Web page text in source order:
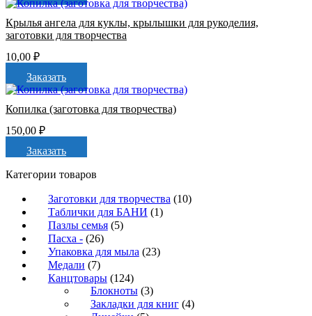
Крылья ангела для куклы, крылышки для рукоделия,
заготовки для творчества
10,00 ₽
Заказать
Копилка (заготовка для творчества)
150,00 ₽
Заказать
Категории товаров
Заготовки для творчества (10)
Таблички для БАНИ (1)
Пазлы семья (5)
Пасха - (26)
Упаковка для мыла (23)
Медали (7)
Канцтовары (124)
Блокноты (3)
Закладки для книг (4)